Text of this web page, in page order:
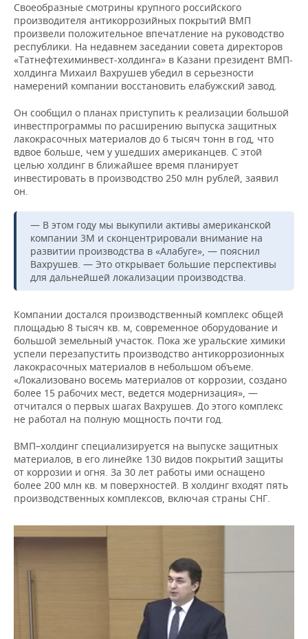
Своеобразные смотрины крупного российского
производителя антикоррозийных покрытий ВМП
произвели положительное впечатление на руководство
республики. На недавнем заседании совета директоров
«Татнефтехиминвест-холдинга» в Казани президент ВМП-
холдинга Михаил Вахрушев убедил в серьезности
намерений компании восстановить елабужский завод.
Он сообщил о планах приступить к реализации большой
инвестпрограммы по расширению выпуска защитных
лакокрасочных материалов до 6 тысяч тонн в год, что
вдвое больше, чем у ушедших американцев. С этой
целью холдинг в ближайшее время планирует
инвестировать в производство 250 млн рублей, заявил
он.
— В этом году мы выкупили активы американской
компании 3М и сконцентрировали внимание на
развитии производства в «Алабуге», — пояснил
Вахрушев. — Это открывает большие перспективы
для дальнейшей локализации производства.
Компании достался производственный комплекс общей
площадью 8 тысяч кв. м, современное оборудование и
большой земельный участок. Пока же уральские химики
успели перезапустить производство антикоррозионных
лакокрасочных материалов в небольшом объеме.
«Локализовано восемь материалов от коррозии, создано
более 15 рабочих мест, ведется модернизация», —
отчитался о первых шагах Вахрушев. До этого комплекс
не работал на полную мощность почти год.
ВМП–холдинг специализируется на выпуске защитных
материалов, в его линейке 130 видов покрытий защиты
от коррозии и огня. За 30 лет работы ими оснащено
более 200 млн кв. м поверхностей. В холдинг входят пять
производственных комплексов, включая страны СНГ.